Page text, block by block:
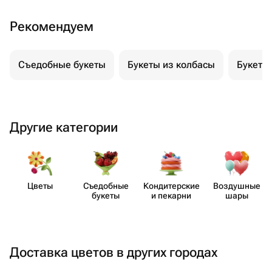
помогут вам преподнести букет из колбасы для
мужчины уже сегодня!
Рекомендуем
Съедобные букеты Букеты из колбасы Букеты
Другие категории
Цветы
Съедобные
букеты
Кондит​ерские
и пекарни
Воздушные
шары
Доставка цветов в других городах